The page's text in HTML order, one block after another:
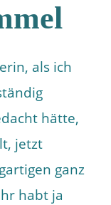
als ich
hätte,
jetzt
ganz
habt ja